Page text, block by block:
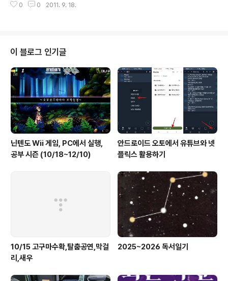
트를 이용해 재생하면 백그라운드 재생도 됩니다. 나꼼수
고 백업 복원하면 됩니다. 메세지의 경우, 원본 날짜순이 아닌 옮기는 시점의 날
twork Drive설정, Connections, Shares(내 폰의 공유폴더) 설정 [XM58
00에서 X6로 연락처,일정,메세지,즐겨찾..
0 0 2011. 9. 18.
이 블로그 인기글
닌텐도 Wii 게임, PC에서 실행,
공부 시즌 (10/18~12/10)
안드로이드 오토에서 유튜브와 넷
플릭스 활용하기
10/15 고구마수확,탈춤공연,막걸
리,새우
2025~2026 독서일기